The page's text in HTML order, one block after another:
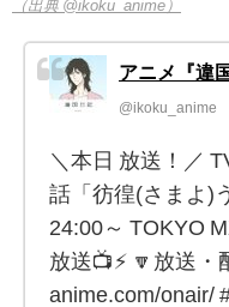
（出典 @ikoku_anime）
アニメ『違
@ikoku_anime
＼本日 放送！／
話「彷徨(さまよ)
24:00～ TOKYO
放送📺⚡ 🔽放送
anime.com/onair/